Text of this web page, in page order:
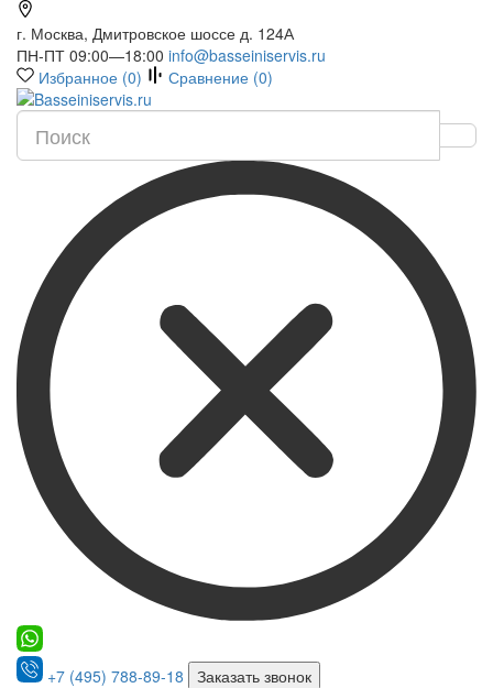
г. Москва, Дмитровское шоссе д. 124А
ПН-ПТ 09:00—18:00 info@basseiniservis.ru
Избранное (0) Сравнение (0)
+7 (495) 788-89-18
Заказать звонок